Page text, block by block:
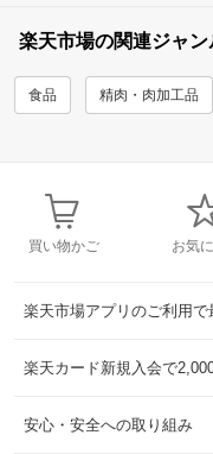
楽天市場の関連ジャン
食品 精肉・肉加工品
買い物かご お気
楽天市場アプリのご利用で
楽天カード新規入会で
安心・安全への取り組み